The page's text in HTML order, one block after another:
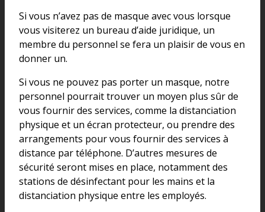
Si vous n’avez pas de masque avec vous lorsque
vous visiterez un bureau d’aide juridique, un
membre du personnel se fera un plaisir de vous en
donner un.
Si vous ne pouvez pas porter un masque, notre
personnel pourrait trouver un moyen plus sûr de
vous fournir des services, comme la distanciation
physique et un écran protecteur, ou prendre des
arrangements pour vous fournir des services à
distance par téléphone. D’autres mesures de
sécurité seront mises en place, notamment des
stations de désinfectant pour les mains et la
distanciation physique entre les employés.